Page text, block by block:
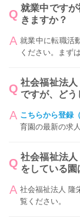
就業中です
きますか？
就業中に転職活
ください。まずは
社会福祉法
ですが、どう
こちらから登録（
育園の最新の求
社会福祉法
をしている園
社会福祉法人 隆
覧ください。